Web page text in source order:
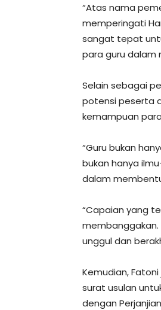
“Atas nama
memperingati
sangat tepat
para guru dalam
Selain sebagai
potensi peserta
kemampuan
“Guru bukan
bukan hanya
dalam
“Capaian yang
membanggakan.
unggul dan
Kemudian,
surat usulan
dengan